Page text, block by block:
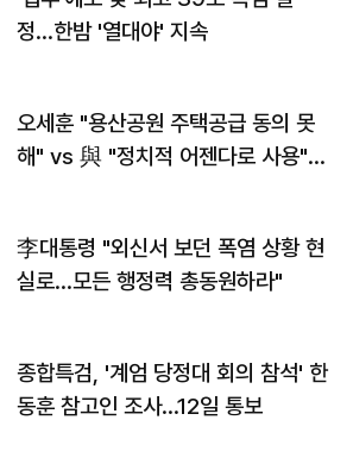
정…한밤 '열대야' 지속
오세훈 "용산공원 주택공급 동의 못
해" vs 與 "정치적 어젠다로 사용"
李대통령 "외신서 보던 폭염 상황 현
실로…모든 행정력 총동원하라"
종합특검, '계엄 당정대 회의 참석' 한
동훈 참고인 조사...12일 통보